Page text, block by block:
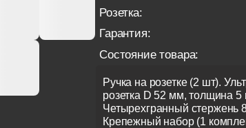
Розетка:
Гарантия:
Состояние товара:
Ручка на розетке (2 шт).
розетка D 52 мм, толщина
Четырехгранный стержень
Крепежный набор (1